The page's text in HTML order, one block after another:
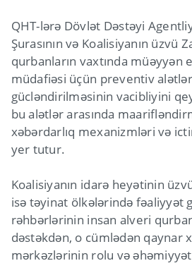
QHT-lərə Dövlət Dəstəyi
Şurasının və Koalisiyanın üzvü
qurbanların vaxtında müəyyən
müdafiəsi üçün preventiv
gücləndirilməsinin vacibliyini
bu alətlər arasında
xəbərdarlıq mexanizmləri və
yer tutur.
Koalisiyanın idarə heyətinin
isə təyinat ölkələrində fəaliyyət
rəhbərlərinin insan alveri
dəstəkdən, o cümlədən qaynar
mərkəzlərinin rolu və